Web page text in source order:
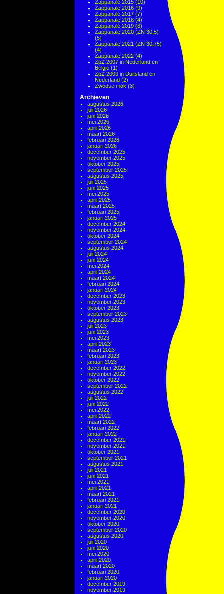
Zappanale 2015 (10)
Zappanale 2016 (9)
Zappanale 2017 (7)
Zappanale 2018 (4)
Zappanale 2019 (8)
Zappanale 2020 (ZN 30,5)
(5)
Zappanale 2021 (ZN 30,75)
(4)
Zappanale 2022 (4)
ZpZ 2007 in Nederland en
België (1)
ZpZ 2009 in Duitsland en
Nederland (2)
Zwödse mök (3)
Archieven
augustus 2026
juli 2026
juni 2026
mei 2026
april 2026
maart 2026
februari 2026
januari 2026
december 2025
november 2025
oktober 2025
september 2025
augustus 2025
juli 2025
juni 2025
mei 2025
april 2025
maart 2025
februari 2025
januari 2025
december 2024
november 2024
oktober 2024
september 2024
augustus 2024
juli 2024
juni 2024
mei 2024
april 2024
maart 2024
februari 2024
januari 2024
december 2023
november 2023
oktober 2023
september 2023
augustus 2023
juli 2023
juni 2023
mei 2023
april 2023
maart 2023
februari 2023
januari 2023
december 2022
november 2022
oktober 2022
september 2022
augustus 2022
juli 2022
juni 2022
mei 2022
april 2022
maart 2022
februari 2022
januari 2022
december 2021
november 2021
oktober 2021
september 2021
augustus 2021
juli 2021
juni 2021
mei 2021
april 2021
maart 2021
februari 2021
januari 2021
december 2020
november 2020
oktober 2020
september 2020
augustus 2020
juli 2020
juni 2020
mei 2020
april 2020
maart 2020
februari 2020
januari 2020
december 2019
november 2019